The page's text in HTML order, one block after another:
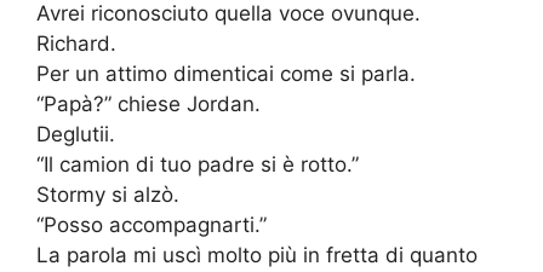
Avrei riconosciuto quella voce ovunque.
Richard.
Per un attimo dimenticai come si parla.
“Papà?” chiese Jordan.
Deglutii.
“Il camion di tuo padre si è rotto.”
Stormy si alzò.
“Posso accompagnarti.”
La parola mi uscì molto più in fretta di quanto